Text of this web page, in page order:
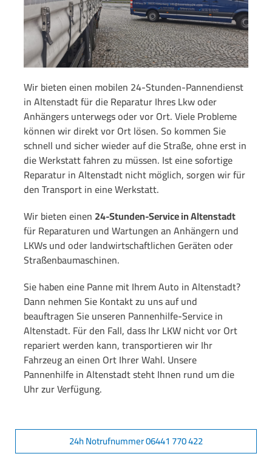
Wir bieten einen mobilen 24-Stunden-Pannendienst
in Altenstadt für die Reparatur Ihres Lkw oder
Anhängers unterwegs oder vor Ort. Viele Probleme
können wir direkt vor Ort lösen. So kommen Sie
schnell und sicher wieder auf die Straße, ohne erst in
die Werkstatt fahren zu müssen. Ist eine sofortige
Reparatur in Altenstadt nicht möglich, sorgen wir für
den Transport in eine Werkstatt.
Wir bieten einen 24-Stunden-Service in Altenstadt
für Reparaturen und Wartungen an Anhängern und
LKWs und oder landwirtschaftlichen Geräten oder
Straßenbaumaschinen.
Sie haben eine Panne mit Ihrem Auto in Altenstadt?
Dann nehmen Sie Kontakt zu uns auf und
beauftragen Sie unseren Pannenhilfe-Service in
Altenstadt. Für den Fall, dass Ihr LKW nicht vor Ort
repariert werden kann, transportieren wir Ihr
Fahrzeug an einen Ort Ihrer Wahl. Unsere
Pannenhilfe in Altenstadt steht Ihnen rund um die
Uhr zur Verfügung.
24h Notrufnummer 06441 770 422